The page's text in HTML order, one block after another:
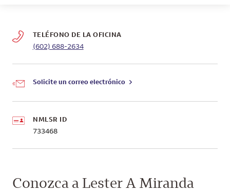
TELÉFONO DE LA OFICINA
(602) 688-2634
Solicite un correo electrónico
NMLSR ID
733468
Conozca a Lester A Miranda